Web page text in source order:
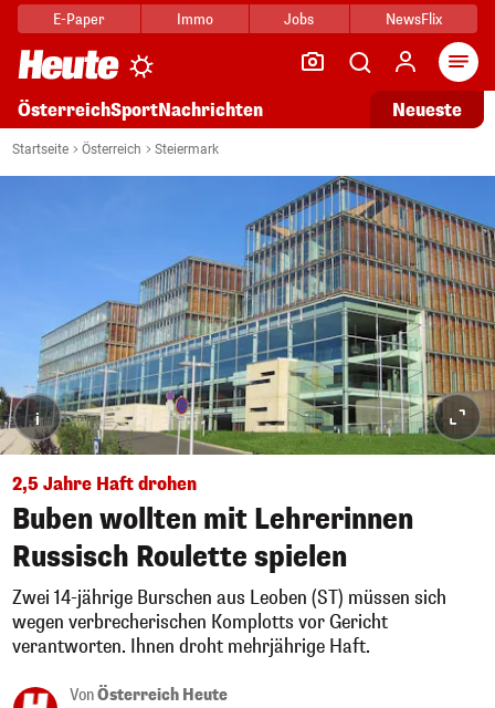
E-Paper Immo Jobs NewsFlix
ÖsterreichSportNachrichten Neueste
Startseite Österreich Steiermark
i
2,5 Jahre Haft drohen
Buben wollten mit Lehrerinnen
Russisch Roulette spielen
Zwei 14-jährige Burschen aus Leoben (ST) müssen sich
wegen verbrecherischen Komplotts vor Gericht
verantworten. Ihnen droht mehrjährige Haft.
VonÖsterreich Heute